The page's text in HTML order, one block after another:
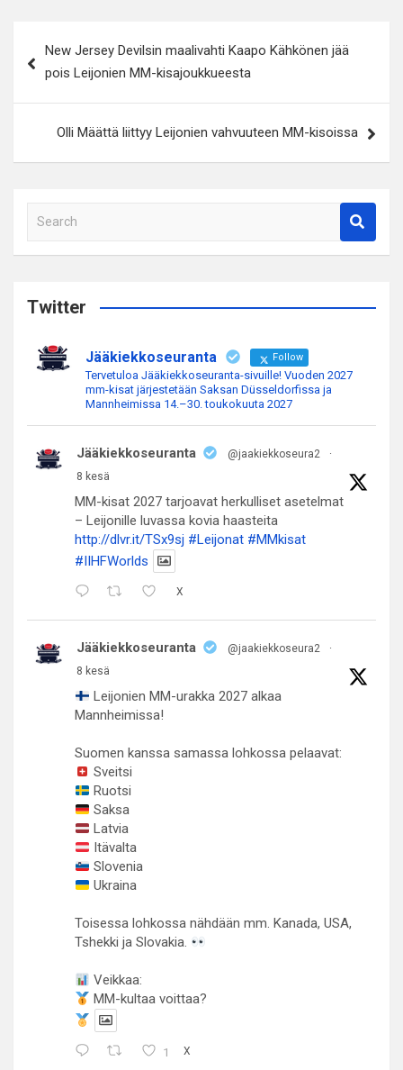
selaus
New Jersey Devilsin maalivahti Kaapo Kähkönen jää
pois Leijonien MM-kisajoukkueesta
Olli Määttä liittyy Leijonien vahvuuteen MM-kisoissa
a
c
Twitter
Jääkiekkoseuranta Follow
Tervetuloa Jääkiekkoseuranta-sivuille! Vuoden 2027
mm-kisat järjestetään Saksan Düsseldorfissa ja
Mannheimissa 14.–30. toukokuuta 2027
Jääkiekkoseuranta @jaakiekkoseura2
·
8 kesä
MM-kisat 2027 tarjoavat herkulliset asetelmat
– Leijonille luvassa kovia haasteita
http://dlvr.it/TSx9sj #Leijonat #MMkisat
#IIHFWorlds
X
Jääkiekkoseuranta @jaakiekkoseura2
·
8 kesä
Leijonien MM-urakka 2027 alkaa
Mannheimissa!
Suomen kanssa samassa lohkossa pelaavat:
Sveitsi
Ruotsi
Saksa
Latvia
Itävalta
Slovenia
Ukraina
Toisessa lohkossa nähdään mm. Kanada, USA,
Tshekki ja Slovakia.
Veikkaa:
MM-kultaa voittaa?
1 X